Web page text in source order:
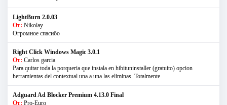
LightBurn 2.0.03
От: Nikolay
Огромное спасибо
Right Click Windows Magic 3.0.1
От: Carlos garcia
Para quitar toda la porqueria que instala en hibituninstaller (gratuito) opcion
herramientas del contextual una a una las eliminas. Totalmente
Adguard Ad Blocker Premium 4.13.0 Final
От: Pro-Euro